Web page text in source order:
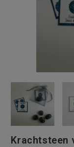
Krachtsteen